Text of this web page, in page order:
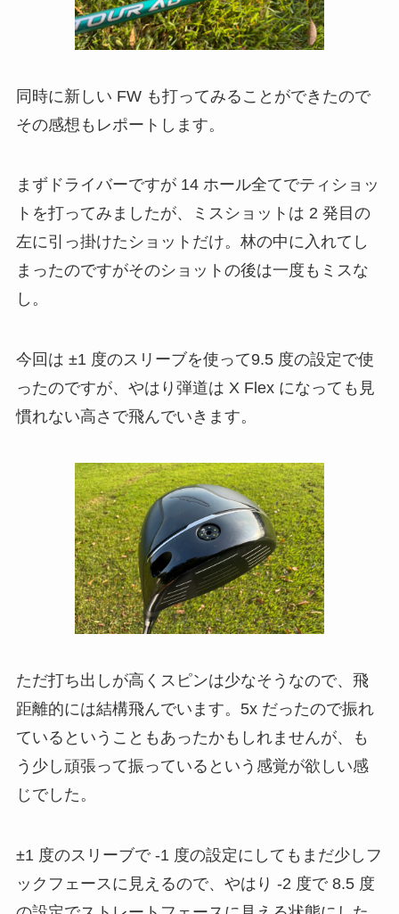
同時に新しい FW も打ってみることができたので
その感想もレポートします。
まずドライバーですが 14 ホール全てでティショッ
トを打ってみましたが、ミスショットは 2 発目の
左に引っ掛けたショットだけ。林の中に入れてし
まったのですがそのショットの後は一度もミスな
し。
今回は ±1 度のスリーブを使って9.5 度の設定で使
ったのですが、やはり弾道は X Flex になっても見
慣れない高さで飛んでいきます。
ただ打ち出しが高くスピンは少なそうなので、飛
距離的には結構飛んでいます。5x だったので振れ
ているということもあったかもしれませんが、も
う少し頑張って振っているという感覚が欲しい感
じでした。
±1 度のスリーブで -1 度の設定にしてもまだ少しフ
ックフェースに見えるので、やはり -2 度で 8.5 度